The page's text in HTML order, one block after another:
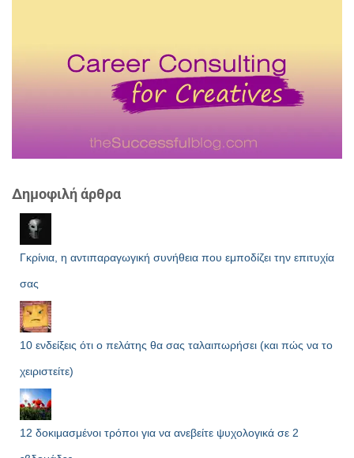
Δημοφιλή άρθρα
Γκρίνια, η αντιπαραγωγική συνήθεια που εμποδίζει την επιτυχία
σας
10 ενδείξεις ότι ο πελάτης θα σας ταλαιπωρήσει (και πώς να το
χειριστείτε)
12 δοκιμασμένοι τρόποι για να ανεβείτε ψυχολογικά σε 2